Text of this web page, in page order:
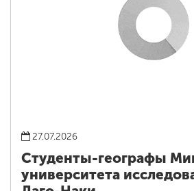
27.07.2026
Студенты-географы
университета